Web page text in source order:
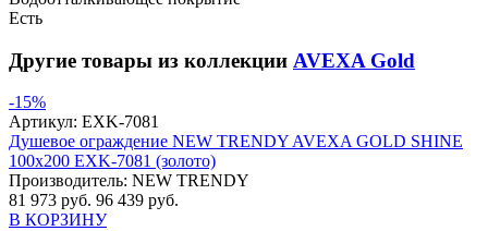
Есть
Другие товары из коллекции AVEXA Gold
-15%
Артикул: EXK-7081
Душевое ограждение NEW TRENDY AVEXA GOLD SHINE
100x200 EXK-7081 (золото)
Производитель: NEW TRENDY
81 973 руб. 96 439 руб.
В КОРЗИНУ